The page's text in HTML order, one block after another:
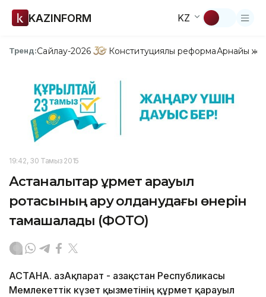
KAZINFORM KZ
Тренд:Сайлау-2026 Конституциялық реформаАрнайы
19:42, 30 Тамыз 2015
Астаналықтар құрмет қарауыл
ротасының қару қолданудағы өнерін
тамашалады (ФОТО)
АСТАНА. ҚазАқпарат - Қазақстан Республикасы
Мемлекеттік күзет қызметінің құрмет қарауыл